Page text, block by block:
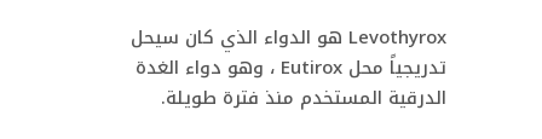
Levothyrox هو الدواء الذي كان سيحل
تدريجياً محل Eutirox ، وهو دواء الغدة
الدرقية المستخدم منذ فترة طويلة.